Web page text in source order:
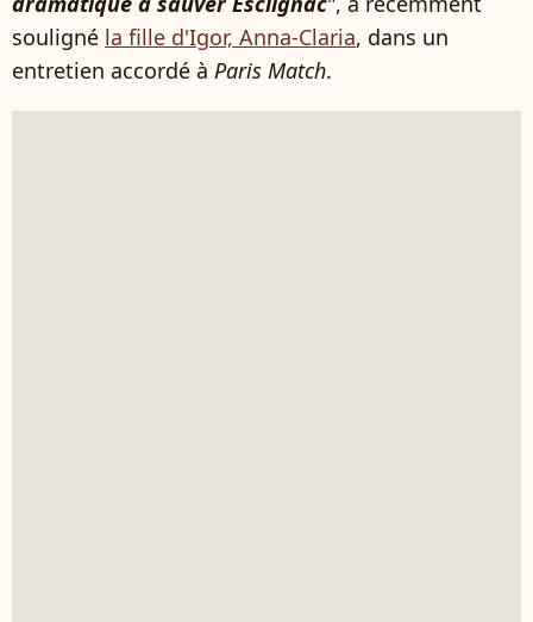
souligné la fille d'Igor, Anna-Claria, dans un
entretien accordé à Paris Match.